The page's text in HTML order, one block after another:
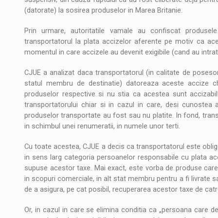
(datorate) la sosirea produselor in Marea Britanie.
Prin urmare, autoritatile vamale au confiscat
transportatorul la plata accizelor aferente pe motiv ca
momentul in care accizele au devenit exigibile (cand au
CJUE a analizat daca transportatorul (in calitate de
statul membru de destinatie) datoreaza aceste accize
produselor respective si nu stia ca acestea sunt
transportatorului chiar si in cazul in care, desi cunostea
produselor transportate au fost sau nu platite. In fond,
in schimbul unei renumeratii, in numele unor terti.
Cu toate acestea, CJUE a decis ca transportatorul este
in sens larg categoria persoanelor responsabile cu plata
supuse acestor taxe. Mai exact, este vorba de produse
in scopuri comerciale, in alt stat membru pentru a fi livrate
de a asigura, pe cat posibil, recuperarea acestor taxe de
Or, in cazul in care se elimina conditia ca „persoana care